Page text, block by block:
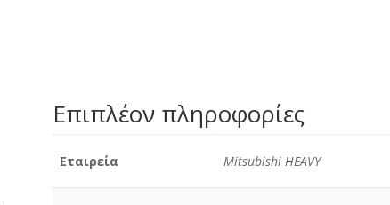
Επιπλέον πληροφορίες
Εταιρεία Mitsubishi HEAVY